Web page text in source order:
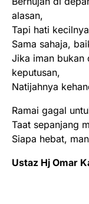
alasan,
Tapi hati
Sama sahaja,
Jika iman bukan
keputusan,
Natijahnya
Ramai gagal
Taat sepanjang
Siapa hebat,
Ustaz Hj Omar